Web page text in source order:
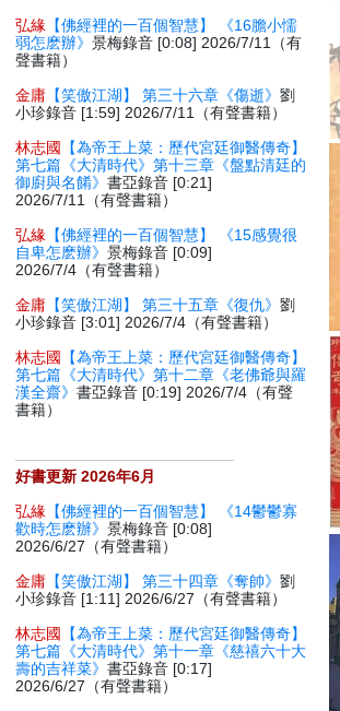
弘緣 【佛經裡的一百個智慧】 《16膽小懦
弱怎麽辦》景梅錄音 [0:08] 2026/7/11（有
聲書籍）
金庸 【笑傲江湖】 第三十六章《傷逝》劉
小珍錄音 [1:59] 2026/7/11（有聲書籍）
林志國
【為帝王上菜：歷代宮廷御醫傳奇】
第七篇《大清時代》第十三章《盤點清廷的
御廚與名餚》書亞錄音 [0:21]
2026/7/11（有聲書籍）
弘緣 【佛經裡的一百個智慧】 《15感覺很
自卑怎麽辦》景梅錄音 [0:09]
2026/7/4（有聲書籍）
金庸 【笑傲江湖】 第三十五章《復仇》劉
小珍錄音 [3:01] 2026/7/4（有聲書籍）
林志國
【為帝王上菜：歷代宮廷御醫傳奇】
第七篇《大清時代》第十二章《老佛爺與羅
漢全齋》書亞錄音 [0:19] 2026/7/4（有聲
書籍）
好書更新 2026年6月
弘緣 【佛經裡的一百個智慧】 《14鬱鬱寡
歡時怎麽辦》景梅錄音 [0:08]
2026/6/27（有聲書籍）
金庸 【笑傲江湖】 第三十四章《奪帥》劉
小珍錄音 [1:11] 2026/6/27（有聲書籍）
林志國
【為帝王上菜：歷代宮廷御醫傳奇】
第七篇《大清時代》第十一章《慈禧六十大
壽的吉祥菜》書亞錄音 [0:17]
2026/6/27（有聲書籍）